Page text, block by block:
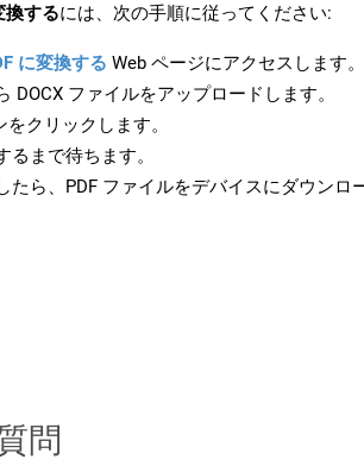
換するには、次の手順に従ってください:
に変換する Web ページにアクセスします。
DOCX ファイルをアップロードします。
をクリックします。
るまで待ちます。
たら、PDF ファイルをデバイスにダウンロ
問